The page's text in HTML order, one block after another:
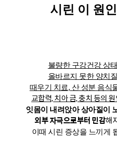
시린 이 원인
불량한 구강건강 상
올바르지 못한 양치
때우기 치료, 산 성분 음식
교합력, 치아 금, 충치 등의
잇몸이 내려앉아 상아질이
외부 자극으로부터 민감해
이때 시린 증상을 느끼게